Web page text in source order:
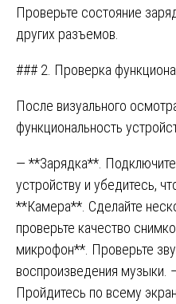
Проверьте состояние
других разъемов.
### 2. Проверка
После визуального
функциональность
— **Зарядка**.
устройству и убедитесь,
**Камера**. Сделайте
проверьте качество
микрофон**. Проверьте
воспроизведения музыки.
Пройдитесь по всему